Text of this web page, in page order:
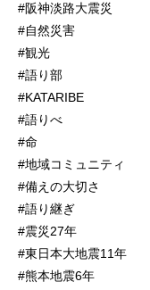
#阪神淡路大震災
#自然災害
#観光
#語り部
#KATARIBE
#語りべ
#命
#地域コミュニティ
#備えの大切さ
#語り継ぎ
#震災27年
#東日本大地震11年
#熊本地震6年